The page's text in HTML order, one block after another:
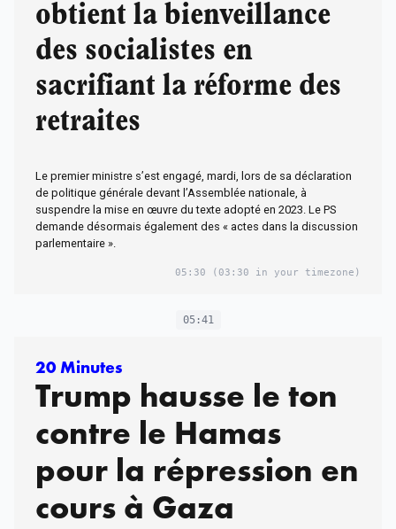
obtient la bienveillance
des socialistes en
sacrifiant la réforme des
retraites
Le premier ministre s’est engagé, mardi, lors de sa déclaration
de politique générale devant l’Assemblée nationale, à
suspendre la mise en œuvre du texte adopté en 2023. Le PS
demande désormais également des « actes dans la discussion
parlementaire ».
05:30 (03:30 in your timezone)
05:41
20 Minutes
Trump hausse le ton
contre le Hamas
pour la répression en
cours à Gaza